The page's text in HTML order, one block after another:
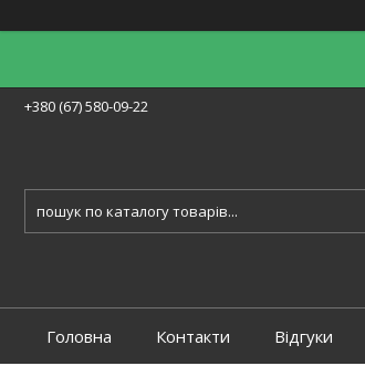
+380 (67) 580-09-22
Головна Контакти Відгуки